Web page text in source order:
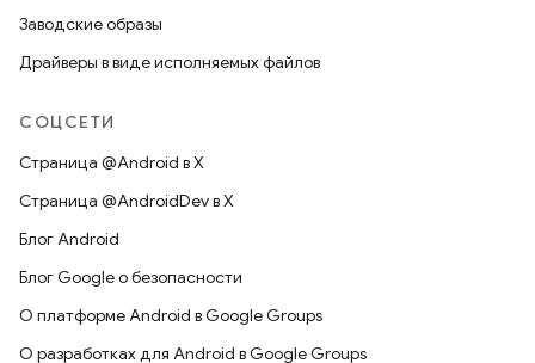
Заводские образы
Драйверы в виде исполняемых файлов
СОЦСЕТИ
Страница @Android в X
Страница @AndroidDev в X
Блог Android
Блог Google о безопасности
О платформе Android в Google Groups
О разработках для Android в Google Groups